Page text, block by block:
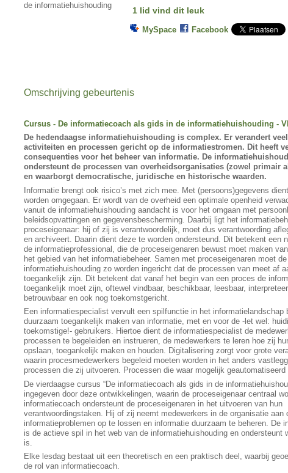
1 lid vind dit leuk
MySpace Facebook
Omschrijving gebeurtenis
Cursus - De informatiecoach als gids in de informatiehuishouding -
De hedendaagse informatiehuishouding is complex. Er verandert
activiteiten en processen gericht op de informatiestromen. Dit heeft
consequenties voor het beheer van informatie. De
ondersteunt de processen van overheidsorganisaties (zowel primair
en waarborgt democratische, juridische en historische waarden.
Informatie brengt ook risico’s met zich mee. Met (persoons)gegevens
worden omgegaan. Er wordt van de overheid een optimale openheid
vanuit de informatiehuishouding aandacht is voor het omgaan met
beleidsopvattingen en gegevensbescherming. Daarbij ligt het
proceseigenaar: hij of zij is verantwoordelijk, moet dus verantwoording
en archiveert. Daarin dient deze te worden ondersteund. Dit betekent een
de informatieprofessional, die de proceseigenaren bewust moet maken
het gebied van het informatiebeheer. Samen met proceseigenaren moet de
informatiehuishouding zo worden ingericht dat de processen van meet af
toegankelijk zijn. Dit betekent dat vanaf het begin van een proces de
toegankelijk moet zijn, oftewel vindbaar, beschikbaar, leesbaar,
betrouwbaar en ook nog toekomstgericht.
Een informatiespecialist vervult een spilfunctie in het informatielandschap
duurzaam toegankelijk maken van informatie, met en voor de -let wel:
toekomstige!- gebruikers. Hiertoe dient de informatiespecialist de
processen te begeleiden en instrueren, de medewerkers te leren hoe zij
opslaan, toegankelijk maken en houden. Digitalisering zorgt voor grote
waarin procesmedewerkers begeleid moeten worden in het anders
processen die zij uitvoeren. Processen die waar mogelijk geautomatiseerd
De vierdaagse cursus “De informatiecoach als gids in de
ingegeven door deze ontwikkelingen, waarin de proceseigenaar centraal
informatiecoach ondersteunt de proceseigenaren in het uitvoeren van hun
verantwoordingstaken. Hij of zij neemt medewerkers in de organisatie aan
informatieproblemen op te lossen en informatie duurzaam te beheren. De
is de actieve spil in het web van de informatiehuishouding en ondersteunt
is.
Elke lesdag bestaat uit een theoretisch en een praktisch deel, waarbij
de rol van informatiecoach.